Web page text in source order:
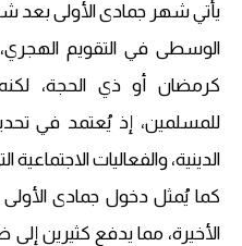
يأتي شهر جمادى الأولى بعد
الوسطى في التقويم
كرمضان أو ذي الحجة،
للمسلمين، إذ يُعتمد في
الدينية، والفعاليات
كما يُمثل دخول جمادى الأولى
الأخيرة، مما يدفع كثيرين إلى